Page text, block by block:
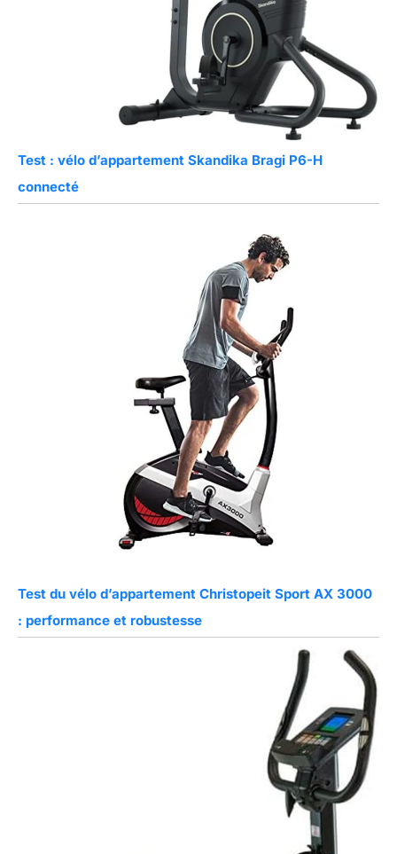
Test : vélo d’appartement Skandika Bragi P6-H
connecté
Test du vélo d’appartement Christopeit Sport AX 3000
: performance et robustesse